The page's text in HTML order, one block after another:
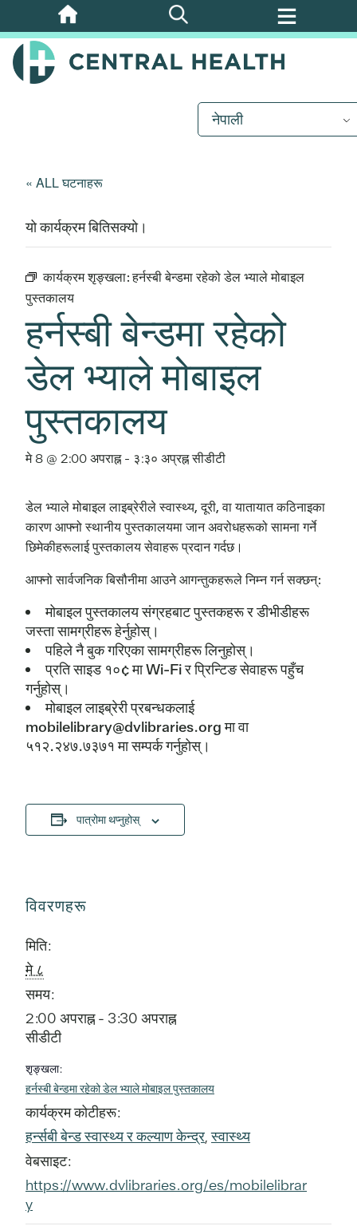
मुख्य
सामग्रीमा
जानुहोस्
नेपाली
« ALL घटनाहरू
यो कार्यक्रम बितिसक्यो।
कार्यक्रम शृङ्खला:हर्नस्बी बेन्डमा रहेको डेल भ्याले मोबाइल
पुस्तकालय
हर्नस्बी बेन्डमा रहेको
डेल भ्याले मोबाइल
पुस्तकालय
मे 8 @ 2:00 अपराह्न- ३:३० अप्रह्नसीडीटी
डेल भ्याले मोबाइल लाइब्रेरीले स्वास्थ्य, दूरी, वा यातायात कठिनाइका
कारण आफ्नो स्थानीय पुस्तकालयमा जान अवरोधहरूको सामना गर्ने
छिमेकीहरूलाई पुस्तकालय सेवाहरू प्रदान गर्दछ।
आफ्नो सार्वजनिक बिसौनीमा आउने आगन्तुकहरूले निम्न गर्न सक्छन्:
मोबाइल पुस्तकालय संग्रहबाट पुस्तकहरू र डीभीडीहरू
जस्ता सामग्रीहरू हेर्नुहोस्।
पहिले नै बुक गरिएका सामग्रीहरू लिनुहोस्।
प्रति साइड १०¢ मा Wi-Fi र प्रिन्टिङ सेवाहरू पहुँच
गर्नुहोस्।
मोबाइल लाइब्रेरी प्रबन्धकलाई
mobilelibrary@dvlibraries.org मा वा
५१२.२४७.७३७१ मा सम्पर्क गर्नुहोस्।
पात्रोमा थप्नुहोस्
विवरणहरू
मिति:
मे ८
समय:
2:00 अपराह्न - 3:30 अपराह्न
सीडीटी
शृङ्खला:
हर्नस्बी बेन्डमा रहेको डेल भ्याले मोबाइल पुस्तकालय
कार्यक्रम कोटीहरू:
हर्न्सबी बेन्ड स्वास्थ्य र कल्याण केन्द्र,स्वास्थ्य
वेबसाइट:
https://www.dvlibraries.org/es/mobilelibrar
y